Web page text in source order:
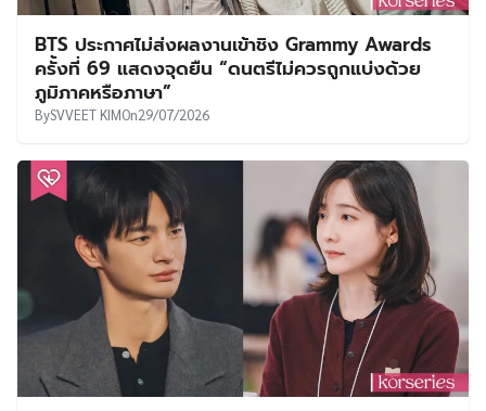
BTS ประกาศไม่ส่งผลงานเข้าชิง Grammy Awards
ครั้งที่ 69 แสดงจุดยืน “ดนตรีไม่ควรถูกแบ่งด้วย
ภูมิภาคหรือภาษา”
BySVVEET KIMOn29/07/2026